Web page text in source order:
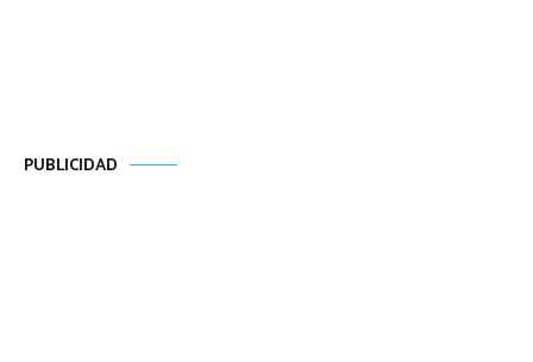
PUBLICIDAD